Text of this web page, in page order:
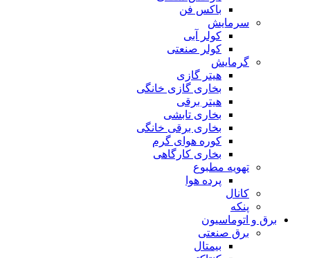
باکس فن
سرمایش
کولر آبی
کولر صنعتی
گرمایش
هیتر گازی
بخاری گازی خانگی
هیتر برقی
بخاری تابشی
بخاری برقی خانگی
کوره هوای گرم
بخاری کارگاهی
تهویه مطبوع
پرده هوا
کانال
پنکه
برق و اتوماسیون
برق صنعتی
بیمتال